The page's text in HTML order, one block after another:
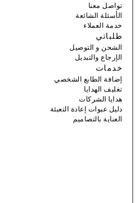
تواصل معنا
الأسئلة الشائعة
خدمة العملاء
طلباتي
الشحن و التوصيل
الإرجاع والتبديل
خدمات
إضافة الطابع الشخصي
تغليف الهدايا
هدايا الشركات
دليل عبوات إعادة التعبئة
العناية بالتصاميم